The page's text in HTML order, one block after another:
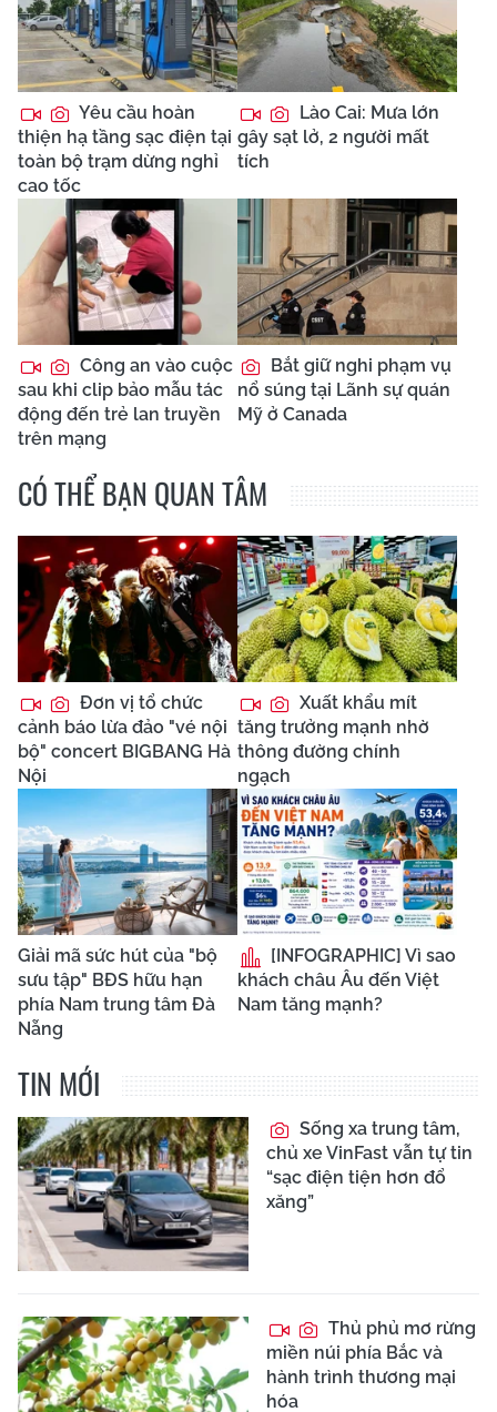
Yêu cầu hoàn
thiện hạ tầng sạc điện tại
toàn bộ trạm dừng nghỉ
cao tốc
Lào Cai: Mưa lớn
gây sạt lở, 2 người mất
tích
Công an vào cuộc
sau khi clip bảo mẫu tác
động đến trẻ lan truyền
trên mạng
Bắt giữ nghi phạm vụ
nổ súng tại Lãnh sự quán
Mỹ ở Canada
CÓ THỂ BẠN QUAN TÂM
Đơn vị tổ chức
cảnh báo lừa đảo "vé nội
bộ" concert BIGBANG Hà
Nội
Xuất khẩu mít
tăng trưởng mạnh nhờ
thông đường chính
ngạch
Giải mã sức hút của "bộ
sưu tập" BĐS hữu hạn
phía Nam trung tâm Đà
Nẵng
[INFOGRAPHIC] Vì sao
khách châu Âu đến Việt
Nam tăng mạnh?
TIN MỚI
Sống xa trung tâm,
chủ xe VinFast vẫn tự tin
“sạc điện tiện hơn đổ
xăng”
Thủ phủ mơ rừng
miền núi phía Bắc và
hành trình thương mại
hóa